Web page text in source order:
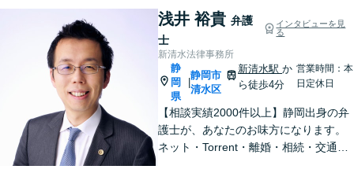
浅井 裕貴 弁護
士
インタビューを見
る
新清水法律事務所
静
岡
県
|
静岡市
清水区
新清水駅か
ら徒歩4分
営業時間：本
日定休日
【相談実績2000件以上】静岡出身の弁
護士が、あなたのお味方になります。
ネット・Torrent・離婚・相続・交通事